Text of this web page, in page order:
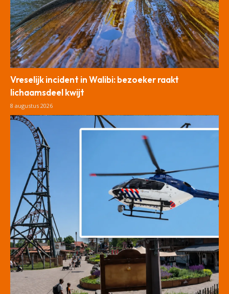
Vreselijk incident in Walibi: bezoeker raakt
lichaamsdeel kwijt
8 augustus 2026